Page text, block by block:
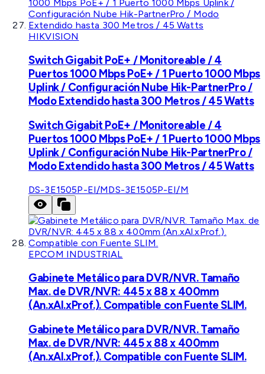
HIKVISION
Switch Gigabit PoE+ / Monitoreable / 4
Puertos 1000 Mbps PoE+ / 1 Puerto 1000 Mbps
Uplink / Configuración Nube Hik-PartnerPro /
Modo Extendido hasta 300 Metros / 45 Watts
Switch Gigabit PoE+ / Monitoreable / 4
Puertos 1000 Mbps PoE+ / 1 Puerto 1000 Mbps
Uplink / Configuración Nube Hik-PartnerPro /
Modo Extendido hasta 300 Metros / 45 Watts
DS-3E1505P-EI/MDS-3E1505P-EI/M
EPCOM INDUSTRIAL
Gabinete Metálico para DVR/NVR. Tamaño
Max. de DVR/NVR: 445 x 88 x 400mm
(An.xAl.xProf.). Compatible con Fuente SLIM.
Gabinete Metálico para DVR/NVR. Tamaño
Max. de DVR/NVR: 445 x 88 x 400mm
(An.xAl.xProf.). Compatible con Fuente SLIM.